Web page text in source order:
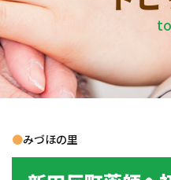
●みづほの里